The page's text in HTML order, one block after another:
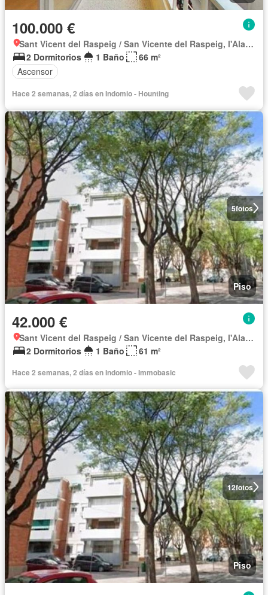
100.000 €
Sant Vicent del Raspeig / San Vicente del Raspeig, l'Alacantí
2 Dormitorios
1 Baño
66 m²
Ascensor
Hace 2 semanas, 2 días en Indomio - Hounting
5fotos
Piso
42.000 €
Sant Vicent del Raspeig / San Vicente del Raspeig, l'Alacantí
2 Dormitorios
1 Baño 61 m²
Hace 2 semanas, 2 días en Indomio - Immobasic
12fotos
Piso